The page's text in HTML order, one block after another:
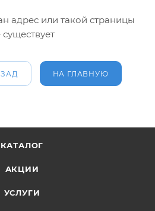
адрес или такой страницы
существует
НА ГЛАВНУЮ
КАТАЛОГ
АКЦИИ
УСЛУГИ